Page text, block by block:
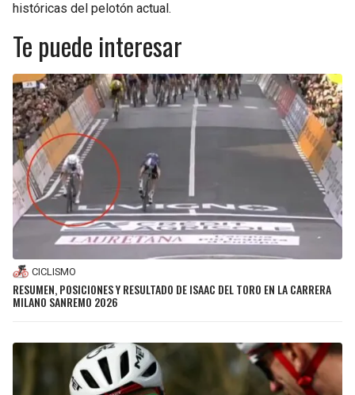
históricas del pelotón actual.
Te puede interesar
CICLISMO
RESUMEN, POSICIONES Y RESULTADO DE ISAAC DEL TORO EN LA CARRERA
MILANO SANREMO 2026